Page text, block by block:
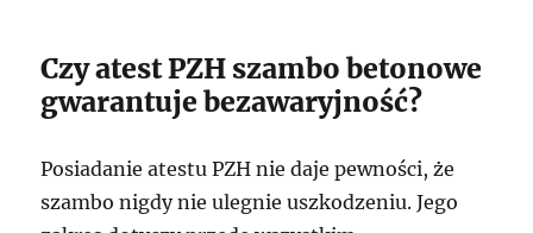
Czy atest PZH szambo betonowe
gwarantuje bezawaryjność?
Posiadanie atestu PZH nie daje pewności, że
szambo nigdy nie ulegnie uszkodzeniu. Jego